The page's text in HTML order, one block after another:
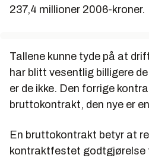
237,4 millioner 2006-kroner.
Tallene kunne tyde på at
har blitt vesentlig billigere
er de ikke. Den forrige
bruttokontrakt, den nye er
En bruttokontrakt betyr at
kontraktfestet godtgjørelse